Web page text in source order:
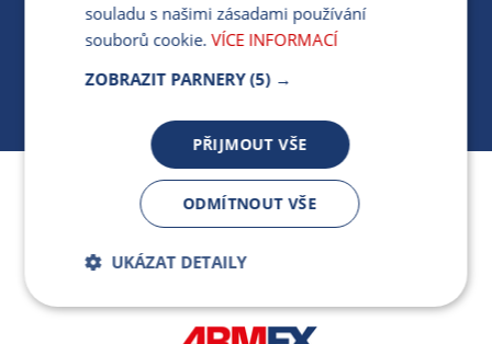
Jsme součástí skupiny ARMEX a členem Asociace
nezávislých dodavatelů energií.
PO-PÁ 7:30-17:00
souladu s našimi zásadami používání
souborů cookie. VÍCE INFORMACÍ
ZOBRAZIT PARNERY (5) →
PŘIJMOUT VŠE
ODMÍTNOUT VŠE
UKÁZAT DETAILY
Bezpodmínečně
nutné soubory
Výkonnostní